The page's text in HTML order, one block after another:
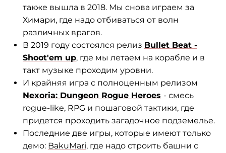
также вышла в 2018. Мы снова играем за
Химари, где надо отбиваться от волн
различных врагов.
В 2019 году состоялся релиз Bullet Beat -
Shoot'em up, где мы летаем на корабле и в
такт музыке проходим уровни.
И крайняя игра с полноценным релизом
Nexoria: Dungeon Rogue Heroes - смесь
rogue-like, RPG и пошаговой тактики, где
придется проходить загадочное подземелье.
Последние две игры, которые имеют только
демо: BakuMari, где надо строить башни с